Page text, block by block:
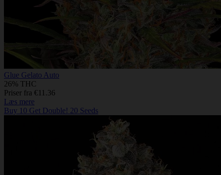
Glue Gelato Auto
26% THC
Priser fra €11.36
Læs mere
Buy 10 Get Double! 20 Seeds